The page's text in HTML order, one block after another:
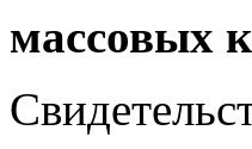
массовых